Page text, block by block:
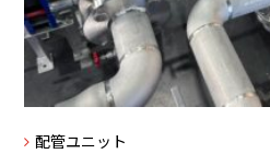
配管ユニット